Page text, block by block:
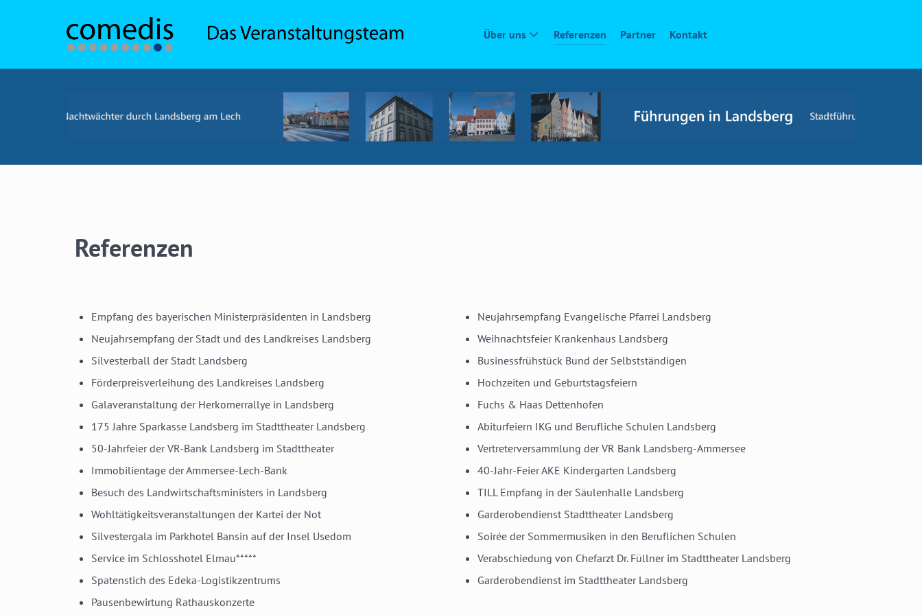
Über uns Referenzen Partner Kontakt
Referenzen
Empfang des bayerischen Ministerpräsidenten in Landsberg
Neujahrsempfang der Stadt und des Landkreises Landsberg
Silvesterball der Stadt Landsberg
Förderpreisverleihung des Landkreises Landsberg
Galaveranstaltung der Herkomerrallye in Landsberg
175 Jahre Sparkasse Landsberg im Stadttheater Landsberg
50-Jahrfeier der VR-Bank Landsberg im Stadttheater
Immobilientage der Ammersee-Lech-Bank
Besuch des Landwirtschaftsministers in Landsberg
Wohltätigkeitsveranstaltungen der Kartei der Not
Silvestergala im Parkhotel Bansin auf der Insel Usedom
Service im Schlosshotel Elmau*****
Spatenstich des Edeka-Logistikzentrums
Pausenbewirtung Rathauskonzerte
Neujahrsempfang Evangelische Pfarrei Landsberg
Weihnachtsfeier Krankenhaus Landsberg
Businessfrühstück Bund der Selbstständigen
Hochzeiten und Geburtstagsfeiern
Fuchs & Haas Dettenhofen
Abiturfeiern IKG und Berufliche Schulen Landsberg
Vertreterversammlung der VR Bank Landsberg-Ammersee
40-Jahr-Feier AKE Kindergarten Landsberg
TILL Empfang in der Säulenhalle Landsberg
Garderobendienst Stadttheater Landsberg
Soirée der Sommermusiken in den Beruflichen Schulen
Verabschiedung von Chefarzt Dr. Füllner im Stadttheater Landsberg
Garderobendienst im Stadttheater Landsberg